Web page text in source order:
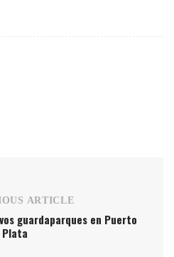
ARTICLE
guardaparques en Puerto
Plata